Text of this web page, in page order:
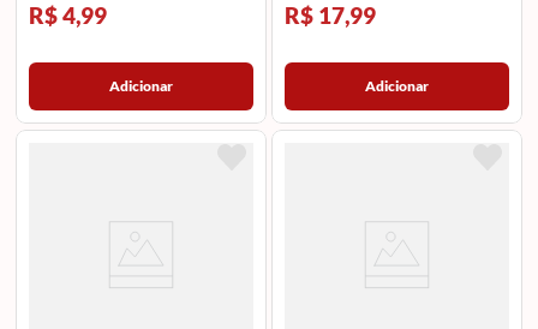
R$ 4,99
Adicionar
R$ 17,99
Adicionar